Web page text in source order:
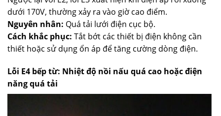
dưới 170V, thường xảy ra vào giờ cao điểm.
Nguyên nhân: Quá tải lưới điện cục bộ.
Cách khắc phục: Tắt bớt các thiết bị điện không cần
thiết hoặc sử dụng ổn áp để tăng cường dòng điện.
Lỗi E4 bếp từ: Nhiệt độ nồi nấu quá cao hoặc điện
năng quá tải